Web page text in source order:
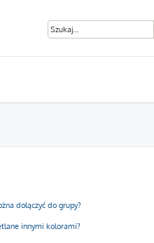
dołączyć do grupy?
innymi kolorami?